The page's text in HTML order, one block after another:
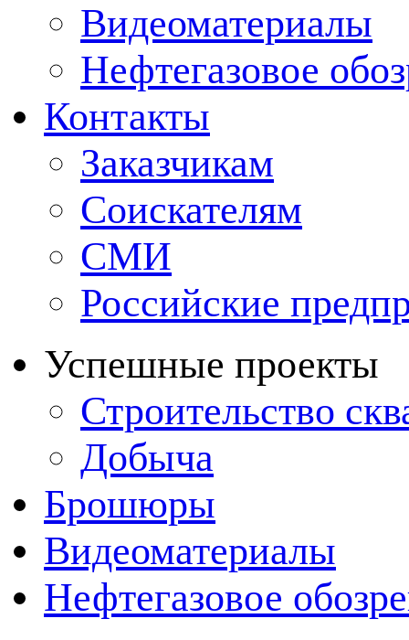
Видеоматериалы
Нефтегазовое
Контакты
Заказчикам
Соискателям
СМИ
Российские
Успешные проекты
Строительство
Добыча
Брошюры
Видеоматериалы
Нефтегазовое